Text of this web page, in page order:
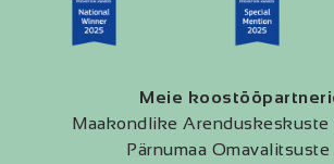
Meie
Maakondlike
Pärnumaa